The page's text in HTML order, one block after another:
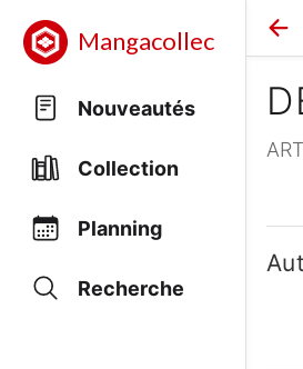
Mangacollec
Nouveautés
Collection
Planning
Recherche